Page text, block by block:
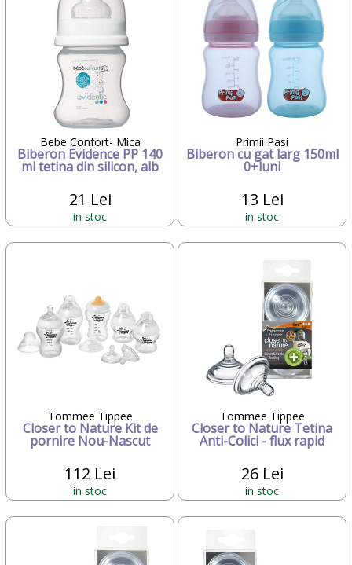
Bebe Confort- Mica
Biberon Evidence PP 140
ml tetina din silicon, alb
21 Lei
in stoc
Primii Pasi
Biberon cu gat larg 150ml
0+luni
13 Lei
in stoc
Tommee Tippee
Closer to Nature Kit de
pornire Nou-Nascut
112 Lei
in stoc
Tommee Tippee
Closer to Nature Tetina
Anti-Colici - flux rapid
26 Lei
in stoc